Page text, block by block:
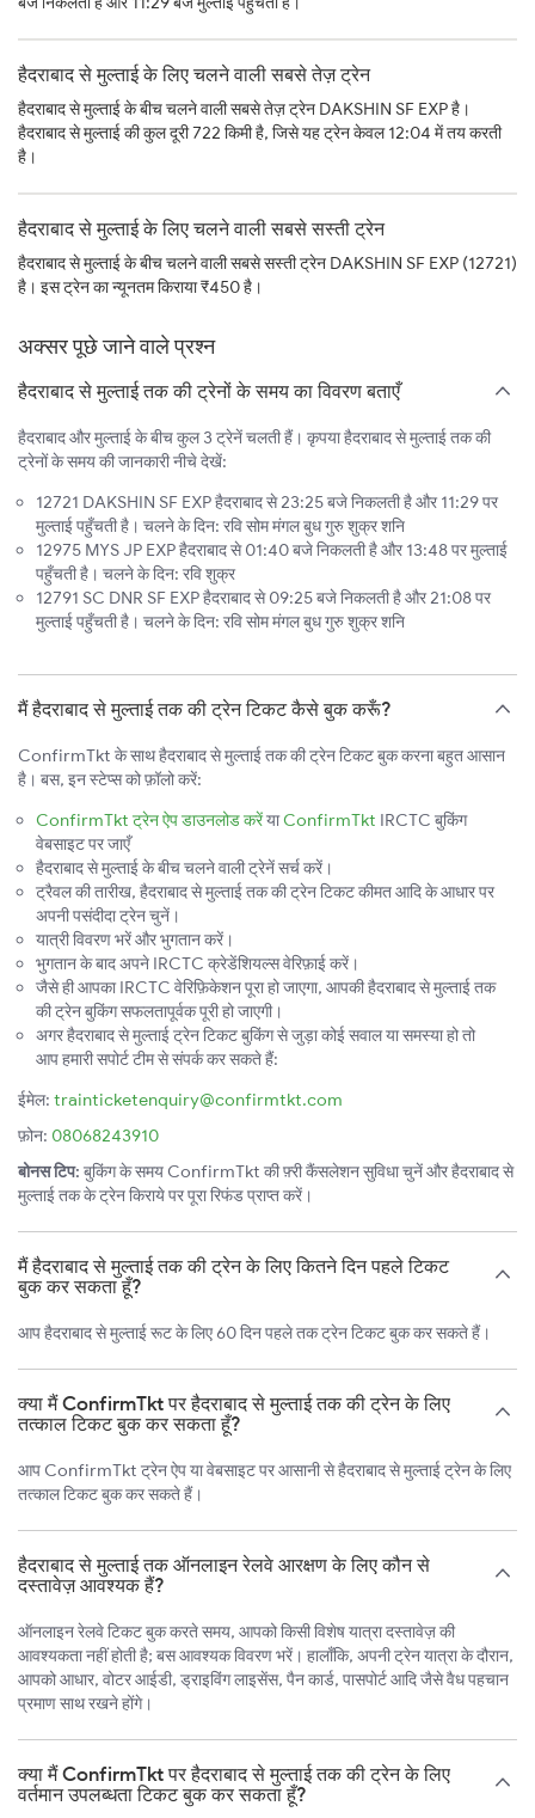
हैदराबाद से मुल्ताई के लिए चलने वाली सबसे तेज़ ट्रेन
हैदराबाद से मुल्ताई के बीच चलने वाली सबसे तेज़ ट्रेन DAKSHIN SF EXP है।
हैदराबाद से मुल्ताई की कुल दूरी 722 किमी है, जिसे यह ट्रेन केवल 12:04 में तय करती
है।
हैदराबाद से मुल्ताई के लिए चलने वाली सबसे सस्ती ट्रेन
हैदराबाद से मुल्ताई के बीच चलने वाली सबसे सस्ती ट्रेन DAKSHIN SF EXP (12721)
है। इस ट्रेन का न्यूनतम किराया ₹450 है।
अक्सर पूछे जाने वाले प्रश्न
हैदराबाद से मुल्ताई तक की ट्रेनों के समय का विवरण बताएँ
हैदराबाद और मुल्ताई के बीच कुल 3 ट्रेनें चलती हैं। कृपया हैदराबाद से मुल्ताई तक की
ट्रेनों के समय की जानकारी नीचे देखें:
12721 DAKSHIN SF EXP हैदराबाद से 23:25 बजे निकलती है और 11:29 पर
मुल्ताई पहुँचती है। चलने के दिन: रवि सोम मंगल बुध गुरु शुक्र शनि
12975 MYS JP EXP हैदराबाद से 01:40 बजे निकलती है और 13:48 पर मुल्ताई
पहुँचती है। चलने के दिन: रवि शुक्र
12791 SC DNR SF EXP हैदराबाद से 09:25 बजे निकलती है और 21:08 पर
मुल्ताई पहुँचती है। चलने के दिन: रवि सोम मंगल बुध गुरु शुक्र शनि
मैं हैदराबाद से मुल्ताई तक की ट्रेन टिकट कैसे बुक करूँ?
ConfirmTkt के साथ हैदराबाद से मुल्ताई तक की ट्रेन टिकट बुक करना बहुत आसान
है। बस, इन स्टेप्स को फ़ॉलो करें:
ConfirmTkt ट्रेन ऐप डाउनलोड करेंयाConfirmTkt IRCTC बुकिंग
वेबसाइट पर जाएँ
हैदराबाद से मुल्ताई के बीच चलने वाली ट्रेनें सर्च करें।
ट्रैवल की तारीख, हैदराबाद से मुल्ताई तक की ट्रेन टिकट कीमत आदि के आधार पर
अपनी पसंदीदा ट्रेन चुनें।
यात्री विवरण भरें और भुगतान करें।
भुगतान के बाद अपने IRCTC क्रेडेंशियल्स वेरिफ़ाई करें।
जैसे ही आपका IRCTC वेरिफ़िकेशन पूरा हो जाएगा, आपकी हैदराबाद से मुल्ताई तक
की ट्रेन बुकिंग सफलतापूर्वक पूरी हो जाएगी।
अगर हैदराबाद से मुल्ताई ट्रेन टिकट बुकिंग से जुड़ा कोई सवाल या समस्या हो तो
आप हमारी सपोर्ट टीम से संपर्क कर सकते हैं:
ईमेल: trainticketenquiry@confirmtkt.com
फ़ोन: 08068243910
बोनस टिप: बुकिंग के समय ConfirmTkt की फ़्री कैंसलेशन सुविधा चुनें और हैदराबाद से
मुल्ताई तक के ट्रेन किराये पर पूरा रिफंड प्राप्त करें।
मैं हैदराबाद से मुल्ताई तक की ट्रेन के लिए कितने दिन पहले टिकट
बुक कर सकता हूँ?
आप हैदराबाद से मुल्ताई रूट के लिए 60 दिन पहले तक ट्रेन टिकट बुक कर सकते हैं।
क्या मैं ConfirmTkt पर हैदराबाद से मुल्ताई तक की ट्रेन के लिए
तत्काल टिकट बुक कर सकता हूँ?
आप ConfirmTkt ट्रेन ऐप या वेबसाइट पर आसानी से हैदराबाद से मुल्ताई ट्रेन के लिए
तत्काल टिकट बुक कर सकते हैं।
हैदराबाद से मुल्ताई तक ऑनलाइन रेलवे आरक्षण के लिए कौन से
दस्तावेज़ आवश्यक हैं?
ऑनलाइन रेलवे टिकट बुक करते समय, आपको किसी विशेष यात्रा दस्तावेज़ की
आवश्यकता नहीं होती है; बस आवश्यक विवरण भरें। हालाँकि, अपनी ट्रेन यात्रा के दौरान,
आपको आधार, वोटर आईडी, ड्राइविंग लाइसेंस, पैन कार्ड, पासपोर्ट आदि जैसे वैध पहचान
प्रमाण साथ रखने होंगे।
क्या मैं ConfirmTkt पर हैदराबाद से मुल्ताई तक की ट्रेन के लिए
वर्तमान उपलब्धता टिकट बुक कर सकता हूँ?